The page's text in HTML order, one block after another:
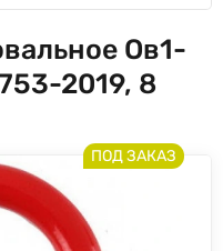
Ов1-
2019, 8
ПОД ЗАКАЗ